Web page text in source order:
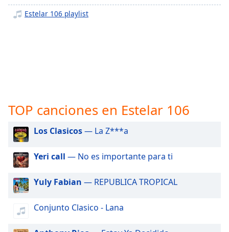
Descriptions
settings,
opens
subtitles
settings
dialog
subtitles
selected
Track
Estelar 106 playlist
TOP canciones en Estelar 106
Los Clasicos— La Z***a
Yeri call — No es importante para ti
Yuly Fabian — REPUBLICA TROPICAL
Conjunto Clasico - Lana